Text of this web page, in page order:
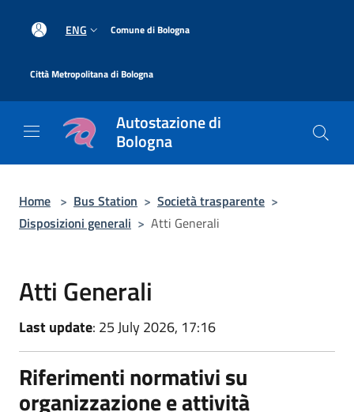
ENG Comune di Bologna
Città Metropolitana di Bologna
Autostazione di
Bologna
Home > Bus Station > Società trasparente >
Disposizioni generali > Atti Generali
Atti Generali
Last update: 25 July 2026, 17:16
Riferimenti normativi su
organizzazione e attività